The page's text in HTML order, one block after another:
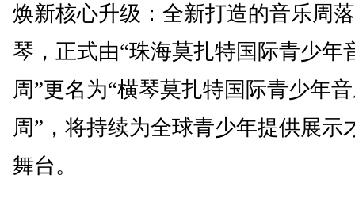
焕新核心升级：全新打造的音乐周
琴，正式由“珠海莫扎特国际青少年
周”更名为“横琴莫扎特国际青少年
周”，将持续为全球青少年提供展示
舞台。